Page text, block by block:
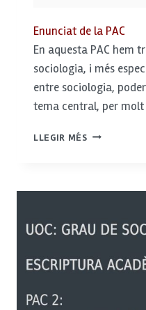
Enunciat de la PAC
En aquesta PAC hem
sociologia, i més
entre sociologia,
tema central, per
LLEGIR MÉSSOCIOLOGIA,
MÓN
LA
SEGREGACIÓ